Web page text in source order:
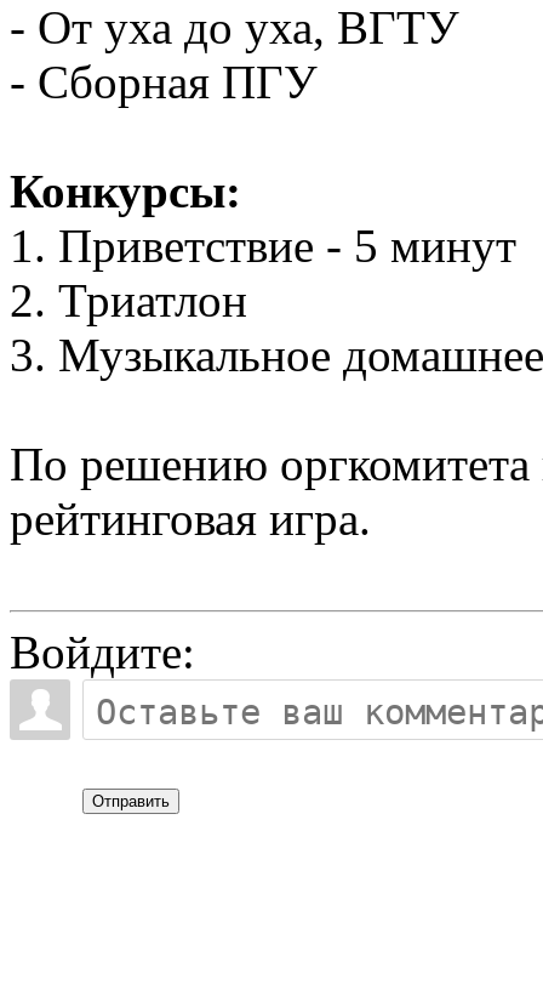
- От уха до уха, ВГТУ
- Сборная ПГУ
Конкурсы:
1. Приветствие - 5 минут
2. Триатлон
3. Музыкальное
По решению оргкомитета
рейтинговая игра.
Войдите:
Отправить